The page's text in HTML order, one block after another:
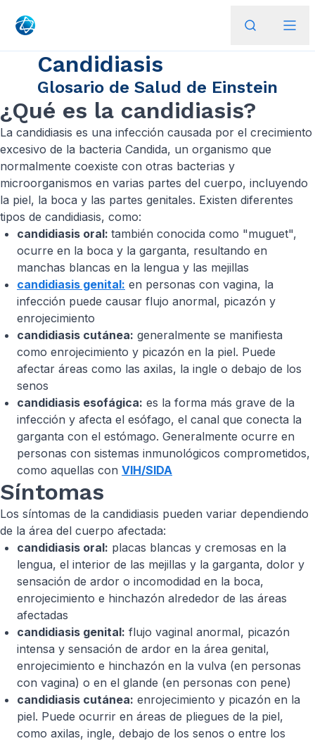
Candidiasis
Glosario de Salud de Einstein
¿Qué es la candidiasis?
La candidiasis es una infección causada por el crecimiento
excesivo de la bacteria Candida, un organismo que
normalmente coexiste con otras bacterias y
microorganismos en varias partes del cuerpo, incluyendo
la piel, la boca y las partes genitales. Existen diferentes
tipos de candidiasis, como:
candidiasis oral: también conocida como "muguet",
ocurre en la boca y la garganta, resultando en
manchas blancas en la lengua y las mejillas
candidiasis genital: en personas con vagina, la
infección puede causar flujo anormal, picazón y
enrojecimiento
candidiasis cutánea: generalmente se manifiesta
como enrojecimiento y picazón en la piel. Puede
afectar áreas como las axilas, la ingle o debajo de los
senos
candidiasis esofágica: es la forma más grave de la
infección y afecta el esófago, el canal que conecta la
garganta con el estómago. Generalmente ocurre en
personas con sistemas inmunológicos comprometidos,
como aquellas con VIH/SIDA
Síntomas
Los síntomas de la candidiasis pueden variar dependiendo
de la área del cuerpo afectada:
candidiasis oral: placas blancas y cremosas en la
lengua, el interior de las mejillas y la garganta, dolor y
sensación de ardor o incomodidad en la boca,
enrojecimiento e hinchazón alrededor de las áreas
afectadas
candidiasis genital: flujo vaginal anormal, picazón
intensa y sensación de ardor en la área genital,
enrojecimiento e hinchazón en la vulva (en personas
con vagina) o en el glande (en personas con pene)
candidiasis cutánea: enrojecimiento y picazón en la
piel. Puede ocurrir en áreas de pliegues de la piel,
como axilas, ingle, debajo de los senos o entre los